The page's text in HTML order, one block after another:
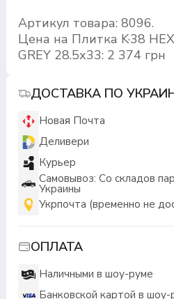
Артикул товара: 8096.
Цена на Плитка K·38
GREY 28.5х33: 2 374 грн
ДОСТАВКА ПО
Новая Почта
Деливери
Курьер
Самовывоз: Со складов
Украины
Укрпочта (временно не
ОПЛАТА
Наличными в шоу-руме
Банковской картой в шоу-